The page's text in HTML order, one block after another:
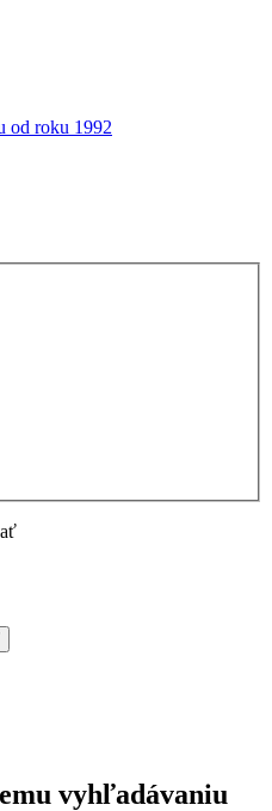
od roku 1992
vyhľadávaniu